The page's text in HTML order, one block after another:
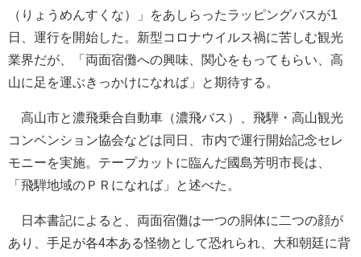
（りょうめんすくな）」をあしらったラッピングバスが1
日、運行を開始した。新型コロナウイルス禍に苦しむ観光
業界だが、「両面宿儺への興味、関心をもってもらい、高
山に足を運ぶきっかけになれば」と期待する。
高山市と濃飛乗合自動車（濃飛バス）、飛騨・高山観光
コンベンション協会などは同日、市内で運行開始記念セレ
モニーを実施。テープカットに臨んだ國島芳明市長は、
「飛騨地域のＰＲになれば」と述べた。
日本書記によると、両面宿儺は一つの胴体に二つの顔が
あり、手足が各4本ある怪物として恐れられ、大和朝廷に背